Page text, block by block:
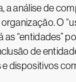
a análise de
O
as “entidades”
de
dispositivos